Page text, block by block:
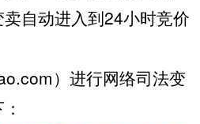
自动进入到24小时竞价
）进行网络司法变